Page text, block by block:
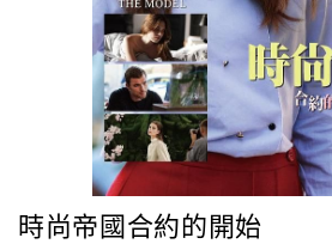
時尚帝國合約的開始